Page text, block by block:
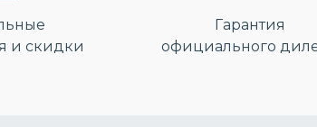
и скидки
Гарантия
официального